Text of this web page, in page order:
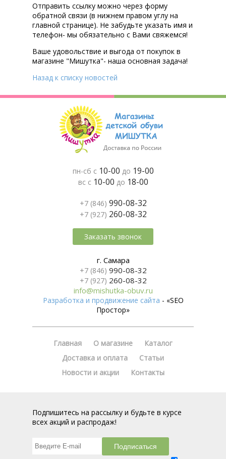
Отправить ссылку можно через форму
обратной связи (в нижнем правом углу на
главной странице). Не забудьте указать имя и
телефон- мы обязательно с Вами свяжемся!
Ваше удовольствие и выгода от покупок в
магазине "Мишутка"- наша основная задача!
Назад к списку новостей
пн-сб с 10-00 до 19-00
вс с 10-00 до 18-00
+7 (846) 990-08-32
+7 (927) 260-08-32
Заказать звонок
г. Самара
+7 (846) 990-08-32
+7 (927) 260-08-32
info@mishutka-obuv.ru
Разработка и продвижение сайта - «SEO
Простор»
Главная О магазине
Каталог
Доставка и оплата
Статьи
Новости и акции
Контакты
Подпишитесь на рассылку и будьте в курсе
всех акций и распродаж!